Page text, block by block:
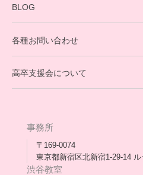
寮生活サポート
卒業生の今
[家庭訪問カウンセリング]
BLOG
保護者交流だより一覧
会長コラム一覧
各種お問い合わせ
高卒支援会について
メディア出演
スタッフ紹介
事務所
〒169-0074
東京都新宿区北新宿1-29-14
渋谷教室